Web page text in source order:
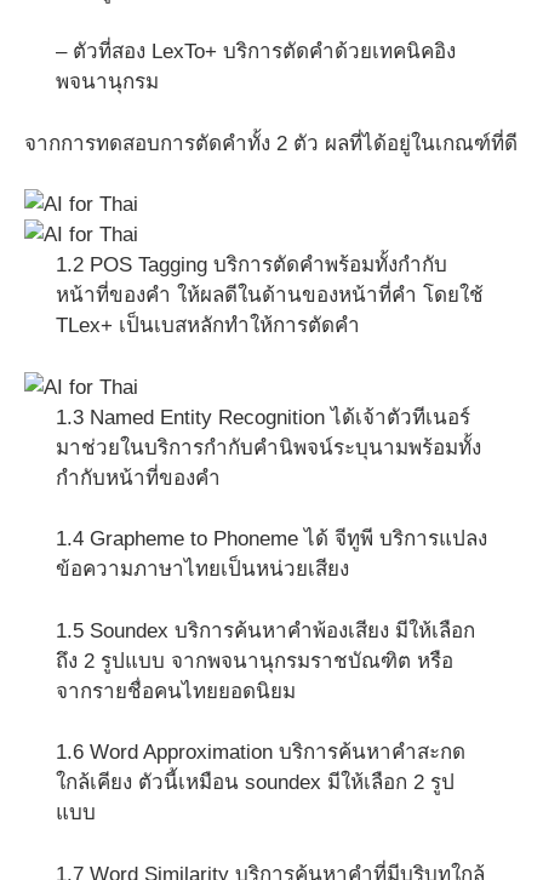
– ตัวที่สอง LexTo+ บริการตัดคำด้วยเทคนิคอิง
พจนานุกรม
จากการทดสอบการตัดคำทั้ง 2 ตัว ผลที่ได้อยู่ในเกณฑ์ที่ดี
1.2 POS Tagging บริการตัดคำพร้อมทั้งกำกับ
หน้าที่ของคำ ให้ผลดีในด้านของหน้าที่คำ โดยใช้
TLex+ เป็นเบสหลักทำให้การตัดคำ
1.3 Named Entity Recognition ได้เจ้าตัวทีเนอร์
มาช่วยในบริการกำกับคำนิพจน์ระบุนามพร้อมทั้ง
กำกับหน้าที่ของคำ
1.4 Grapheme to Phoneme ได้ จีทูพี บริการแปลง
ข้อความภาษาไทยเป็นหน่วยเสียง
1.5 Soundex บริการค้นหาคำพ้องเสียง มีให้เลือก
ถึง 2 รูปแบบ จากพจนานุกรมราชบัณฑิต หรือ
จากรายชื่อคนไทยยอดนิยม
1.6 Word Approximation บริการค้นหาคำสะกด
ใกล้เคียง ตัวนี้เหมือน soundex มีให้เลือก 2 รูป
แบบ
1.7 Word Similarity บริการค้นหาคำที่มีบริบทใกล้